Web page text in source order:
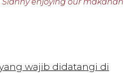
wajib didatangi di